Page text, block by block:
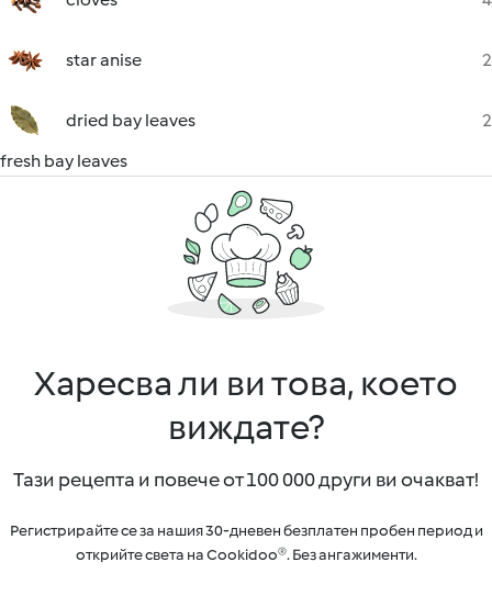
star anise 2
dried bay leaves
2
fresh bay leaves
Харесва ли ви това, което
виждате?
Тази рецепта и повече от 100 000 други ви очакват!
Регистрирайте се за нашия 30-дневен безплатен пробен период и
открийте света на Cookidoo®. Без ангажименти.